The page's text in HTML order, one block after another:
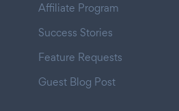
Affiliate Program
Success Stories
Feature Requests
Guest Blog Post